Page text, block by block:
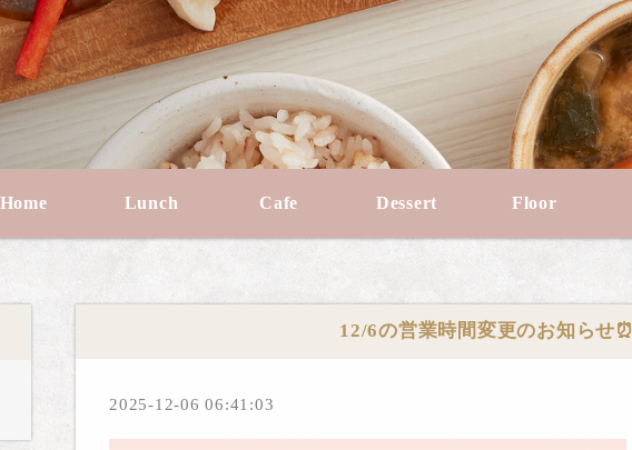
Home Lunch Cafe Dessert Floor
12/6の営業時間変更のお知らせ⏰
2025-12-06 06:41:03